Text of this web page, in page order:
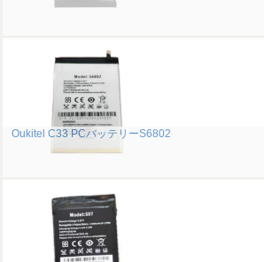
Oukitel C33 PCバッテリーS6802